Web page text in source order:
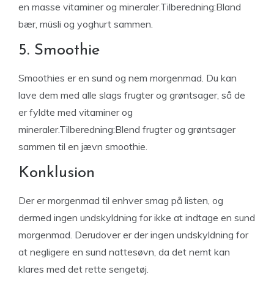
en masse vitaminer og mineraler.Tilberedning:Bland
bær, müsli og yoghurt sammen.
5. Smoothie
Smoothies er en sund og nem morgenmad. Du kan
lave dem med alle slags frugter og grøntsager, så de
er fyldte med vitaminer og
mineraler.Tilberedning:Blend frugter og grøntsager
sammen til en jævn smoothie.
Konklusion
Der er morgenmad til enhver smag på listen, og
dermed ingen undskyldning for ikke at indtage en sund
morgenmad. Derudover er der ingen undskyldning for
at negligere en sund nattesøvn, da det nemt kan
klares med det rette sengetøj.